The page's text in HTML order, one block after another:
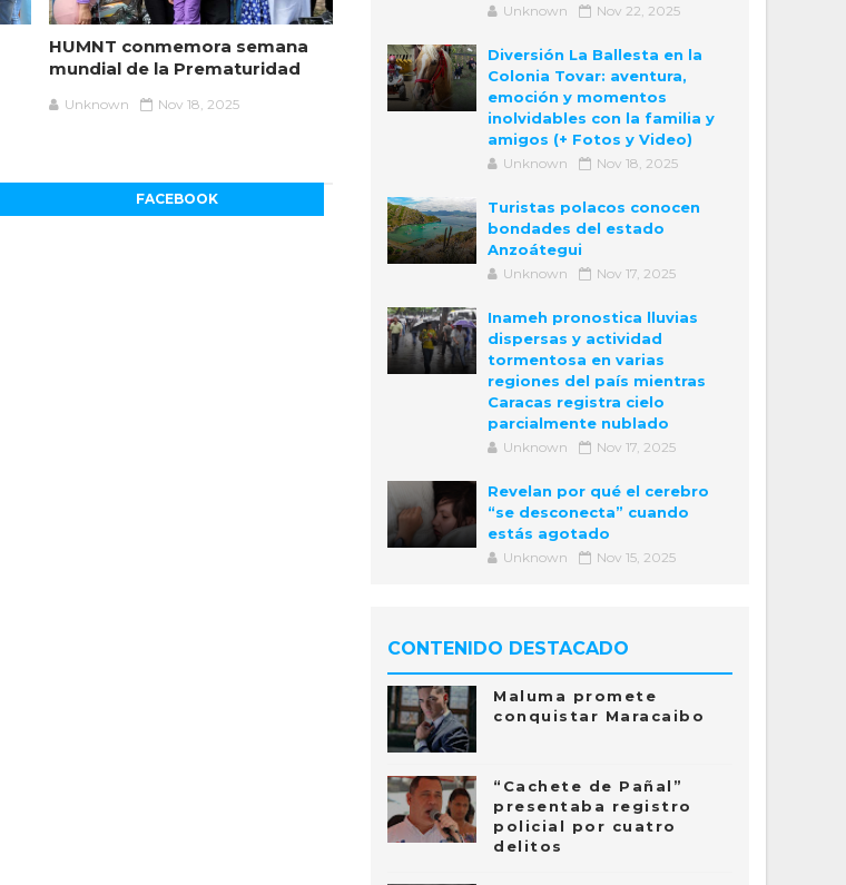
HUMNT conmemora semana
mundial de la Prematuridad
Unknown Nov 18, 2025
FACEBOOK
Unknown Nov 22, 2025
Diversión La Ballesta en la
Colonia Tovar: aventura,
emoción y momentos
inolvidables con la familia y
amigos (+ Fotos y Video)
Unknown Nov 18, 2025
Turistas polacos conocen
bondades del estado
Anzoátegui
Unknown Nov 17, 2025
Inameh pronostica lluvias
dispersas y actividad
tormentosa en varias
regiones del país mientras
Caracas registra cielo
parcialmente nublado
Unknown Nov 17, 2025
Revelan por qué el cerebro
“se desconecta” cuando
estás agotado
Unknown Nov 15, 2025
CONTENIDO DESTACADO
Maluma promete
conquistar Maracaibo
“Cachete de Pañal”
presentaba registro
policial por cuatro
delitos